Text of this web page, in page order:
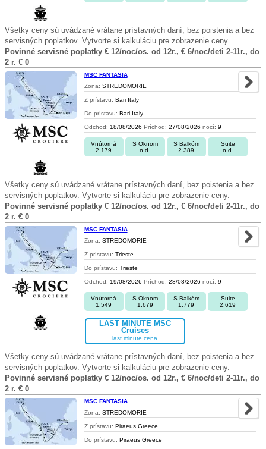
Všetky ceny sú uvádzané vrátane prístavných daní, bez poistenia a bez
servisných poplatkov. Vytvorte si kalkuláciu pre zobrazenie ceny.
Povinné servisné poplatky € 12/noc/os. od 12r., € 6/noc/deti 2-11r., do
2 r. € 0
MSC FANTASIA
Zona: STREDOMORIE
Z prístavu: Bari Italy
Do prístavu: Bari Italy
Odchod: 18/08/2026 Príchod: 27/08/2026 nocí: 9
Vnútorná
2.179
S Oknom
n.d.
S Balkóm
2.389
Suite
n.d.
Všetky ceny sú uvádzané vrátane prístavných daní, bez poistenia a bez
servisných poplatkov. Vytvorte si kalkuláciu pre zobrazenie ceny.
Povinné servisné poplatky € 12/noc/os. od 12r., € 6/noc/deti 2-11r., do
2 r. € 0
MSC FANTASIA
Zona: STREDOMORIE
Z prístavu: Trieste
Do prístavu: Trieste
Odchod: 19/08/2026 Príchod: 28/08/2026 nocí: 9
Vnútorná
1.549
S Oknom
1.679
S Balkóm
1.779
Suite
2.619
LAST MINUTE MSC
Cruises
last minute cena
Všetky ceny sú uvádzané vrátane prístavných daní, bez poistenia a bez
servisných poplatkov. Vytvorte si kalkuláciu pre zobrazenie ceny.
Povinné servisné poplatky € 12/noc/os. od 12r., € 6/noc/deti 2-11r., do
2 r. € 0
MSC FANTASIA
Zona: STREDOMORIE
Z prístavu: Piraeus Greece
Do prístavu: Piraeus Greece